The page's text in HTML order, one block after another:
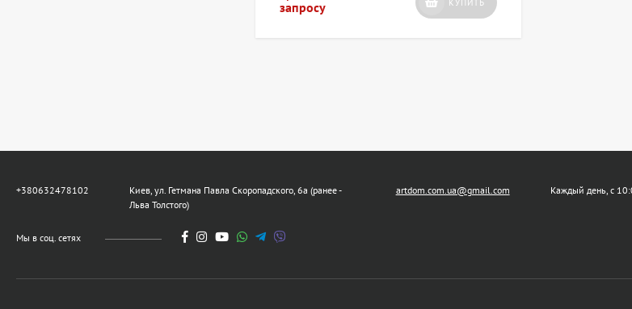
запросу
КУПИТЬ
+380632478102
Киев, ул. Гетмана Павла Скоропадского, 6а (ранее -
Льва Толстого)
artdom.com.ua@gmail.com Каждый день, с
Мы в соц. сетях